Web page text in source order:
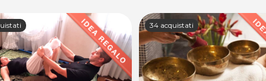
34 acquistati